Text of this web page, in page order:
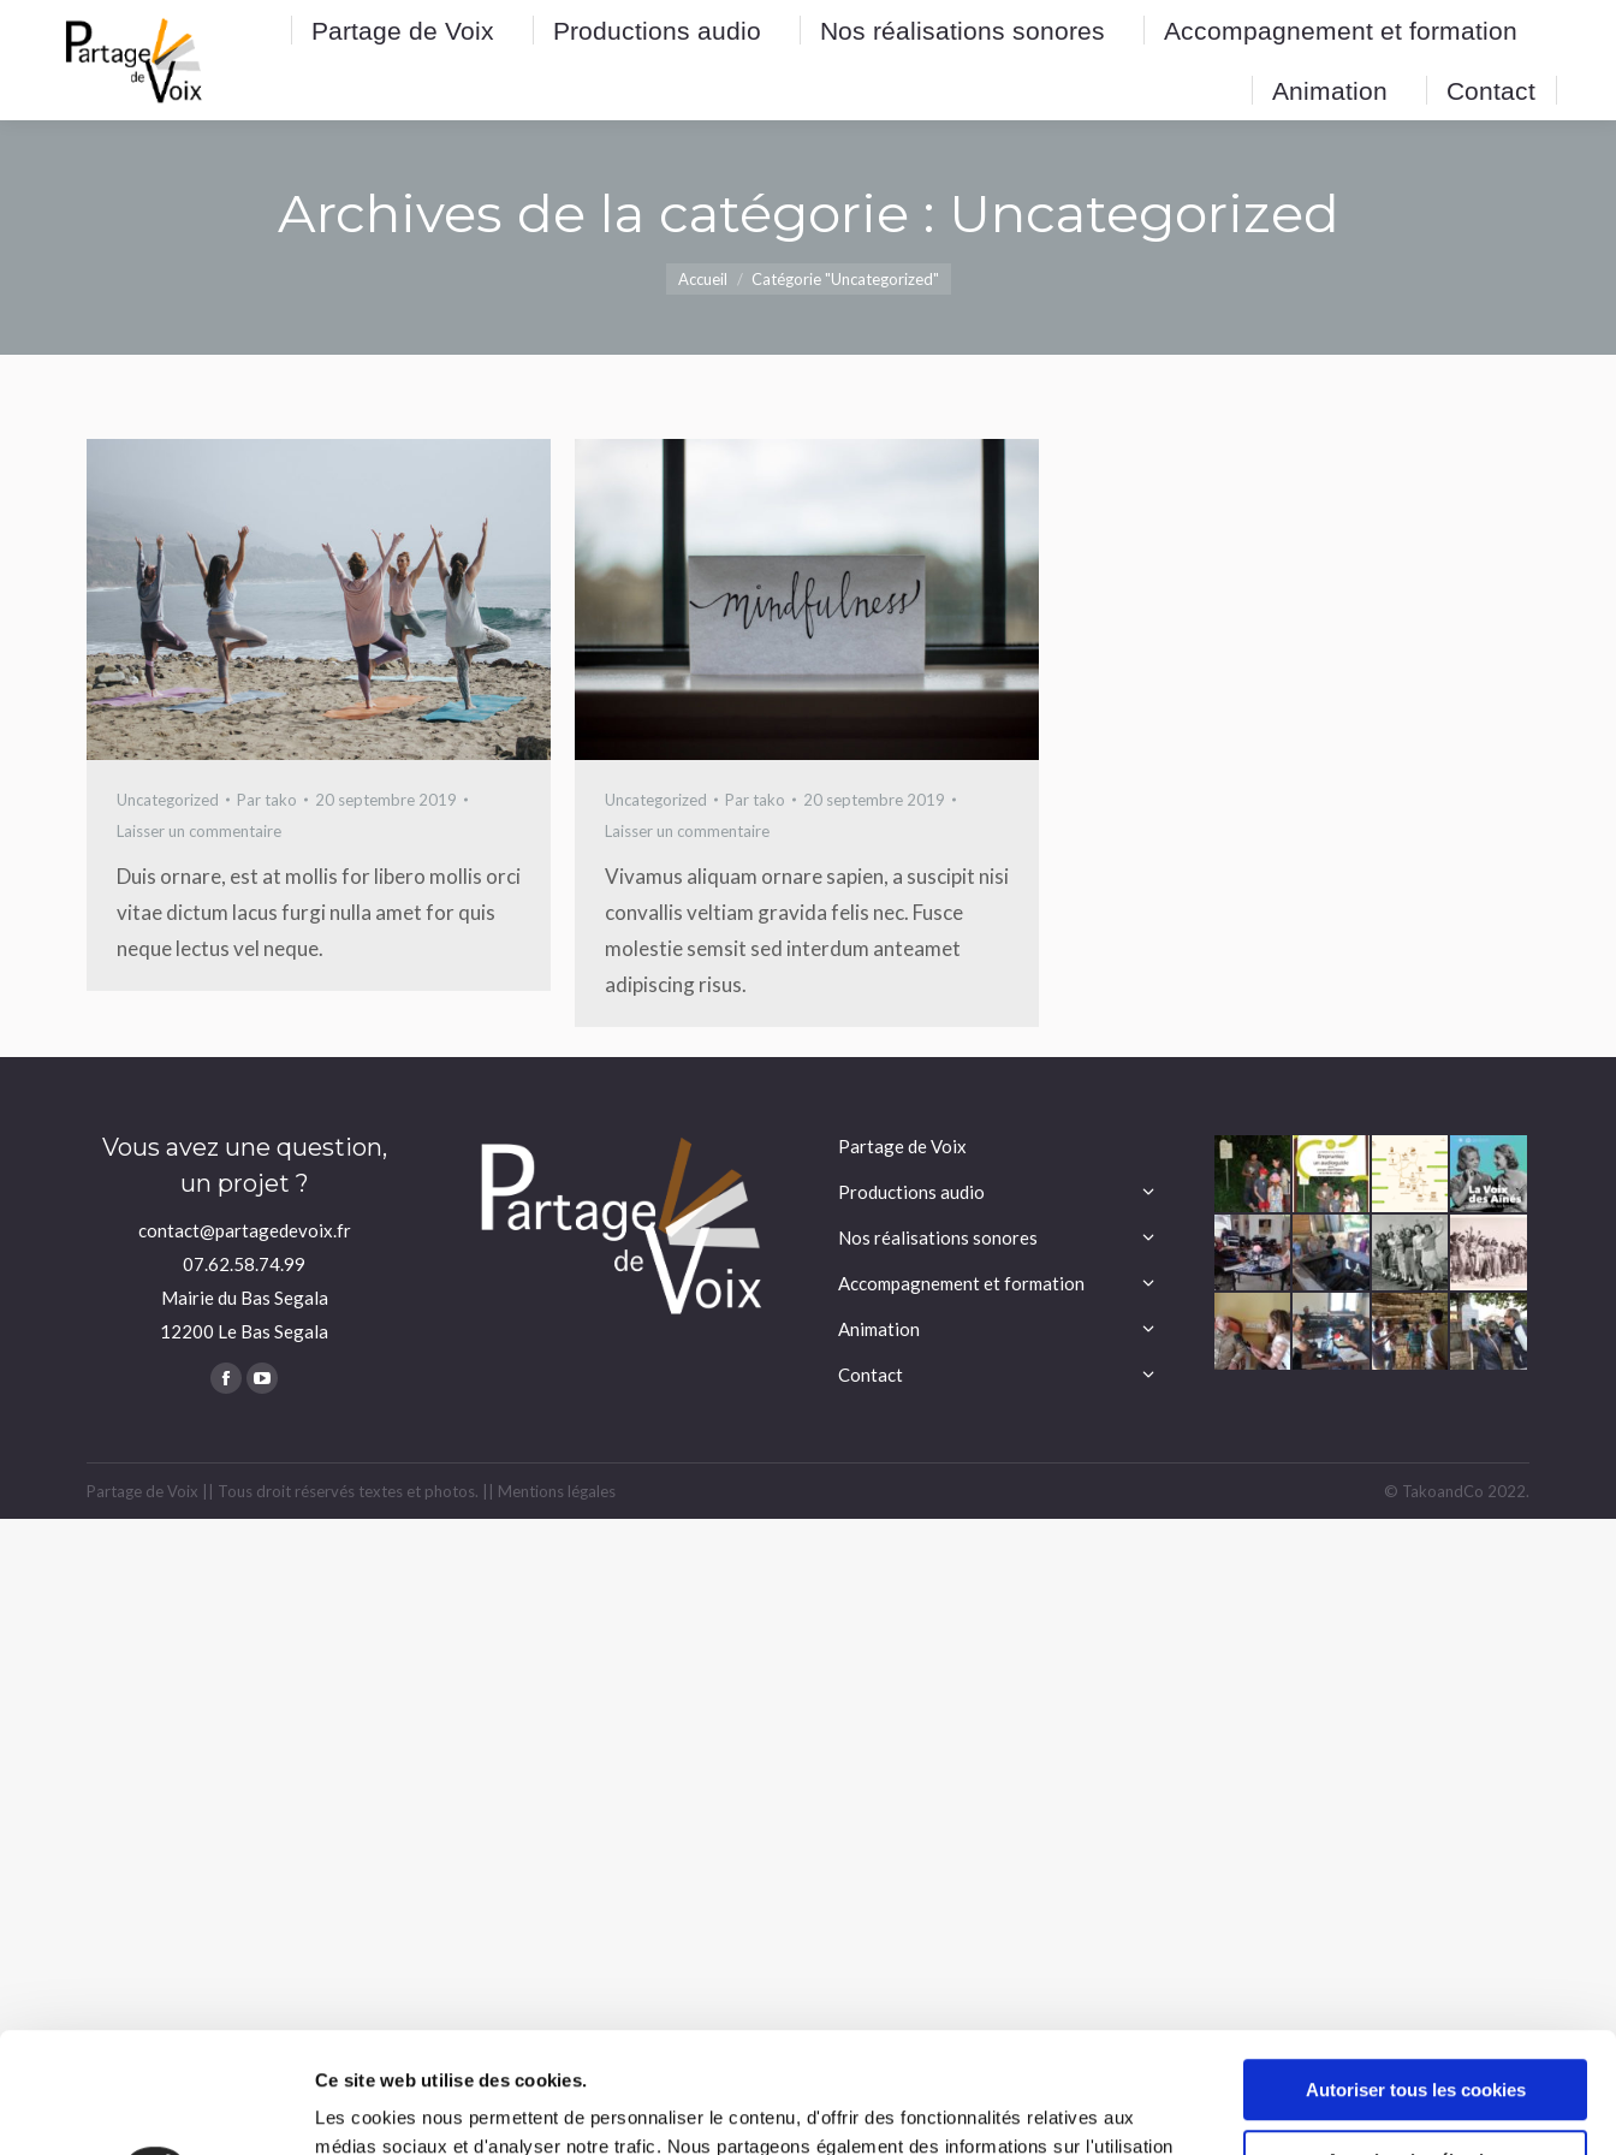
Ce site web utilise des cookies.
Les cookies nous permettent de personnaliser le contenu, d'offrir des fonctionnalités relatives aux
médias sociaux et d'analyser notre trafic. Nous partageons également des informations sur l'utilisation
Autoriser tous les cookies
Partage de Voix Productions audio Nos réalisations sonores Accompagnement et formation
Animation Contact
Archives de la catégorie : Uncategorized
Accueil Catégorie "Uncategorized"
Uncategorized Par tako
20 septembre 2019
Laisser un commentaire
Duis ornare, est at mollis for libero mollis orci
vitae dictum lacus furgi nulla amet for quis
neque lectus vel neque.
Uncategorized Par tako
20 septembre 2019
Laisser un commentaire
Vivamus aliquam ornare sapien, a suscipit nisi
convallis veltiam gravida felis nec. Fusce
molestie semsit sed interdum anteamet
adipiscing risus.
Vous avez une question,
un projet ?
contact@partagedevoix.fr
07.62.58.74.99
Mairie du Bas Segala
12200 Le Bas Segala
Trouvez nous sur :
Facebook
in
new
YouTube
in
new
Partage de Voix
Productions audio
Nos réalisations sonores
Accompagnement et formation
Animation
Contact
Partage de Voix || Tous droit réservés textes et photos. || Mentions légales © TakoandCo 2022.
Partage de Voix Productions audio Nos réalisations sonores
Accompagnement et formation
Animation
Contact